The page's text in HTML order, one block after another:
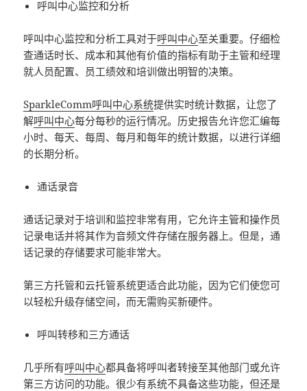
呼叫中心监控和分析
呼叫中心监控和分析工具对于呼叫中心至关重要。仔细检
查通话时长、成本和其他有价值的指标有助于主管和经理
就人员配置、员工绩效和培训做出明智的决策。
SparkleComm呼叫中心系统提供实时统计数据，让您了
解呼叫中心每分每秒的运行情况。历史报告允许您汇编每
小时、每天、每周、每月和每年的统计数据，以进行详细
的长期分析。
通话录音
通话记录对于培训和监控非常有用，它允许主管和操作员
记录电话并将其作为音频文件存储在服务器上。但是，通
话记录的存储要求可能非常大。
第三方托管和云托管系统更适合此功能，因为它们使您可
以轻松升级存储空间，而无需购买新硬件。
呼叫转移和三方通话
几乎所有呼叫中心都具备将呼叫者转接至其他部门或允许
第三方访问的功能。很少有系统不具备这些功能，但还是